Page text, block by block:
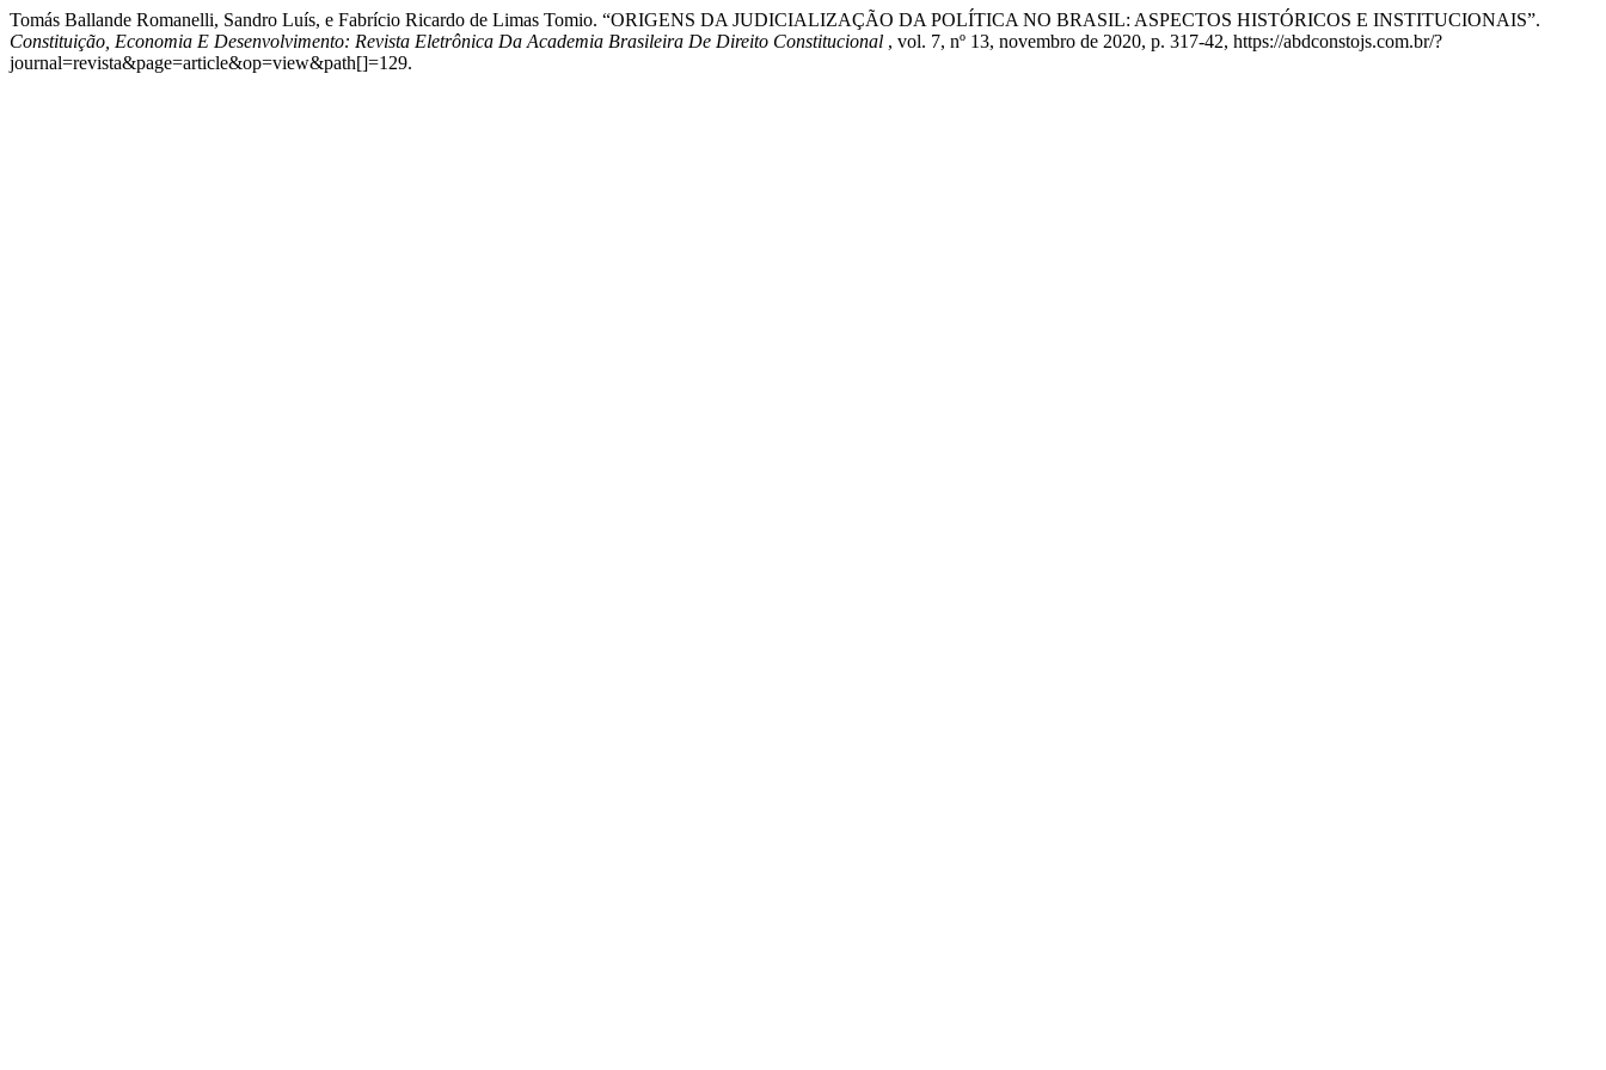
Tomás Ballande Romanelli, Sandro Luís, e Fabrício Ricardo de Limas Tomio. “ORIGENS DA JUDICIALIZAÇÃO DA POLÍTICA NO BRASIL: ASPECTOS HISTÓRICOS E INSTITUCIONAIS”.
Constituição, Economia E Desenvolvimento: Revista Eletrônica Da Academia Brasileira De Direito Constitucional , vol. 7, nº 13, novembro de 2020, p. 317-42, https://abdconstojs.com.br/?
journal=revista&page=article&op=view&path[]=129.